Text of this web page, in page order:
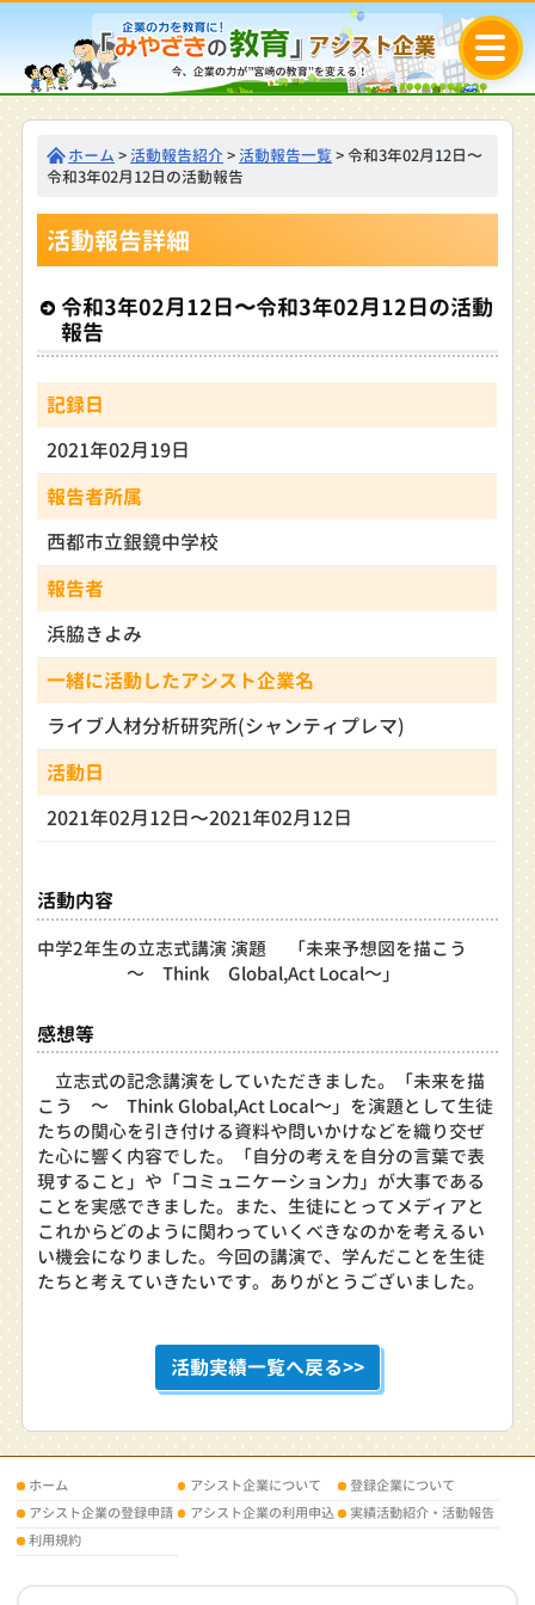
ホーム > 活動報告紹介 > 活動報告一覧> 令和3年02月12日〜
令和3年02月12日の活動報告
活動報告詳細
令和3年02月12日〜令和3年02月12日の活動
報告
記録日
2021年02月19日
報告者所属
西都市立銀鏡中学校
報告者
浜脇きよみ
一緒に活動したアシスト企業名
ライブ人材分析研究所(シャンティプレマ)
活動日
2021年02月12日〜2021年02月12日
活動内容
中学2年生の立志式講演 演題 「未来予想図を描こう
～ Think Global,Act Local～」
感想等
立志式の記念講演をしていただきました。「未来を描
こう ～ Think Global,Act Local～」を演題として生徒
たちの関心を引き付ける資料や問いかけなどを織り交ぜ
た心に響く内容でした。「自分の考えを自分の言葉で表
現すること」や「コミュニケーション力」が大事である
ことを実感できました。また、生徒にとってメディアと
これからどのように関わっていくべきなのかを考えるい
い機会になりました。今回の講演で、学んだことを生徒
たちと考えていきたいです。ありがとうございました。
活動実績一覧へ戻る>>
ホーム アシスト企業について
登録企業について
アシスト企業の登録申請
アシスト企業の利用申込
実績活動紹介・活動報告
利用規約